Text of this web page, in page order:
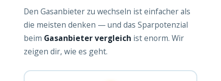
Den Gasanbieter zu wechseln ist einfacher als
die meisten denken — und das Sparpotenzial
beim Gasanbieter vergleich ist enorm. Wir
zeigen dir, wie es geht.